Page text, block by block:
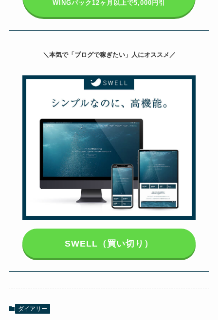
WINGパック12ヶ月以上で5,000円引
＼本気で「ブログで稼ぎたい」人にオススメ／
SWELL（買い切り）
ダイアリー